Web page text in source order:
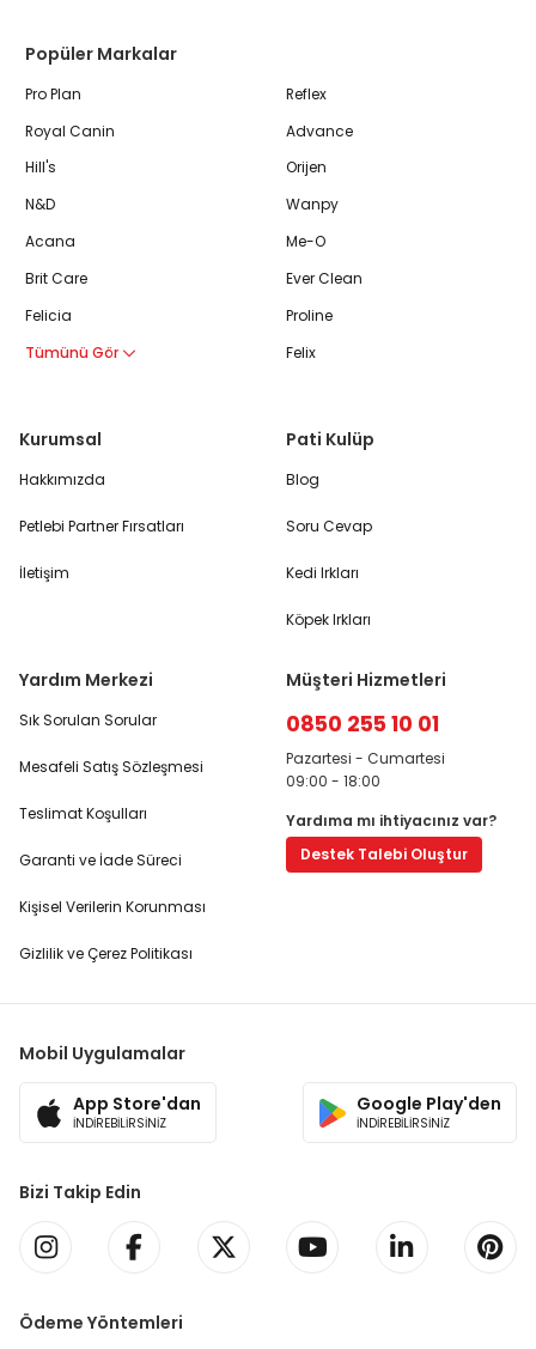
Popüler Markalar
Pro Plan
Royal Canin
Hill's
N&D
Acana
Brit Care
Felicia
Tümünü Gör
Reflex
Advance
Orijen
Wanpy
Me-O
Ever Clean
Proline
Felix
Kurumsal
Hakkımızda
Petlebi Partner Fırsatları
İletişim
Pati Kulüp
Blog
Soru Cevap
Kedi Irkları
Köpek Irkları
Yardım Merkezi
Sık Sorulan Sorular
Mesafeli Satış Sözleşmesi
Teslimat Koşulları
Garanti ve İade Süreci
Kişisel Verilerin Korunması
Gizlilik ve Çerez Politikası
Müşteri Hizmetleri
0850 255 10 01
Pazartesi - Cumartesi
09:00 - 18:00
Yardıma mı ihtiyacınız var?
Destek Talebi Oluştur
Mobil Uygulamalar
App Store'dan
İNDİREBİLİRSİNİZ
Google Play'den
İNDİREBİLİRSİNİZ
Bizi Takip Edin
Ödeme Yöntemleri